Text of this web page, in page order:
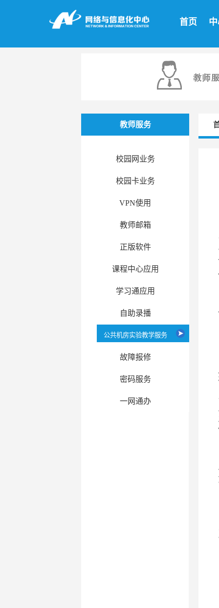
首页
教师服务
校园网业务
校园卡业务
VPN使用
教师邮箱
正版软件
课程中心应用
学习通应用
自助录播
公共机房实验教学服务
故障报修
密码服务
一网通办